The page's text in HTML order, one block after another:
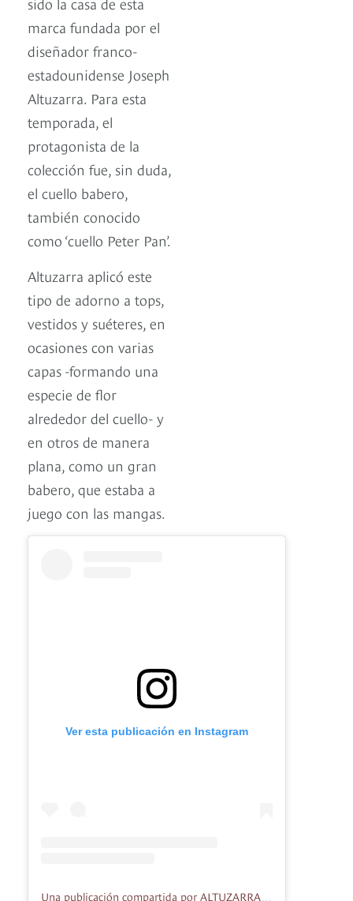
marca fundada por el
diseñador franco-
estadounidense Joseph
Altuzarra. Para esta
temporada, el
protagonista de la
colección fue, sin duda,
el cuello babero,
también conocido
como ‘cuello Peter Pan’.
Altuzarra aplicó este
tipo de adorno a tops,
vestidos y suéteres, en
ocasiones con varias
capas -formando una
especie de flor
alrededor del cuello- y
en otros de manera
plana, como un gran
babero, que estaba a
juego con las mangas.
Ver esta publicación en Instagram